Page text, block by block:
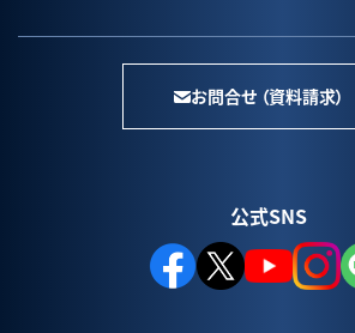
お問合せ （資料請求）
公式SNS